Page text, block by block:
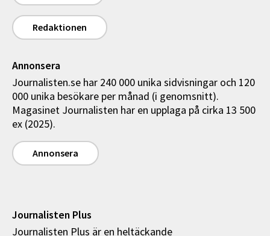
Redaktionen
Annonsera
Journalisten.se har 240 000 unika sidvisningar och 120
000 unika besökare per månad (i genomsnitt).
Magasinet Journalisten har en upplaga på cirka 13 500
ex (2025).
Annonsera
Journalisten Plus
Journalisten Plus är en heltäckande